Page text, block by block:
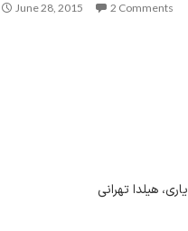
June 28, 2015 2 Comments
هیلدا تهرانی